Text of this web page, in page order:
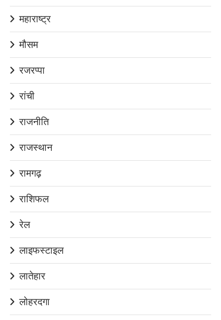
महाराष्ट्र
मौसम
रजरप्पा
रांची
राजनीति
राजस्थान
रामगढ़
राशिफल
रेल
लाइफस्टाइल
लातेहार
लोहरदगा